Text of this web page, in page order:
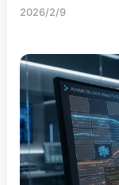
2026/2/9